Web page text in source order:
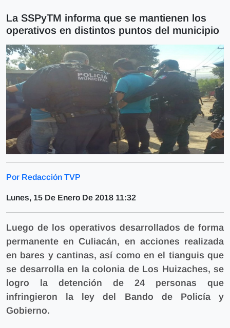
La SSPyTM informa que se mantienen los
operativos en distintos puntos del municipio
Por Redacción TVP
Lunes, 15 De Enero De 2018 11:32
Luego de los operativos desarrollados de forma
permanente en Culiacán, en acciones realizada
en bares y cantinas, así como en el tianguis que
se desarrolla en la colonia de Los Huizaches, se
logro la detención de 24 personas que
infringieron la ley del Bando de Policía y
Gobierno.